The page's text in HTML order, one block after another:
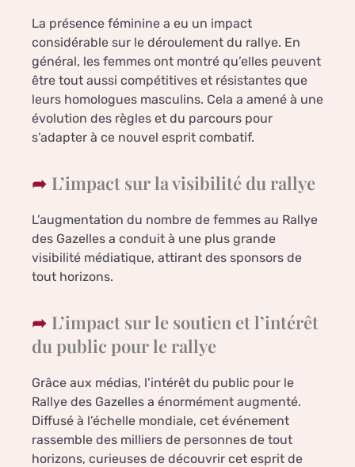
La présence féminine a eu un impact
considérable sur le déroulement du rallye. En
général, les femmes ont montré qu’elles peuvent
être tout aussi compétitives et résistantes que
leurs homologues masculins. Cela a amené à une
évolution des règles et du parcours pour
s’adapter à ce nouvel esprit combatif.
L’impact sur la visibilité du rallye
L’augmentation du nombre de femmes au Rallye
des Gazelles a conduit à une plus grande
visibilité médiatique, attirant des sponsors de
tout horizons.
L’impact sur le soutien et l’intérêt
du public pour le rallye
Grâce aux médias, l’intérêt du public pour le
Rallye des Gazelles a énormément augmenté.
Diffusé à l’échelle mondiale, cet événement
rassemble des milliers de personnes de tout
horizons, curieuses de découvrir cet esprit de